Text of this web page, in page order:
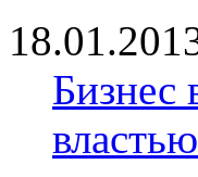
Бизнес
властью